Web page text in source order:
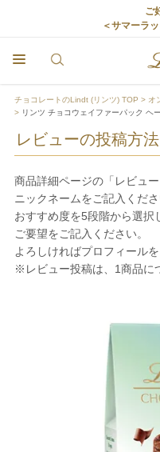
ご
＜サマーラ
チョコレートのLindt (リンツ) TOP オ
リンツ チョコウェイファーパック ヘ
レビューの投稿方法
商品詳細ページの「レビュ
ニックネームをご記入くださ
おすすめ度を5段階から選択
ご要望をご記入ください。
よろしければプロフィールを
※レビュー投稿は、1商品に